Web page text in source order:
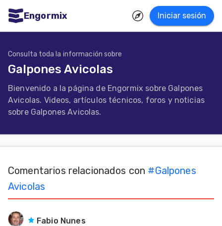
Engormix Iniciar sesión
Agricultura
Balanceados
Avicultura
Lechería
Micotoxinas
Porcicultura
Consulta toda la información sobre
Galpones Avicolas
Bienvenido a la página de Engormix sobre Galpones
Avicolas. Videos, artículos técnicos, foros y noticias
sobre Galpones Avicolas.
Comentarios relacionados con #Galpones
Avicolas
Fabio Nunes